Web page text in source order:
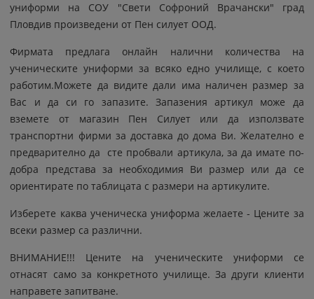
униформи на СОУ "Свети Софроний Врачански" град
Пловдив произведени от Пен силует ООД.
Фирмата предлага онлайн налични количества на
ученическите униформи за всяко едно училище, с което
работим.Можете да видите дали има наличен размер за
Вас и да си го запазите. Запазения артикул може да
вземете от магазин Пен Силует или да използвате
транспортни фирми за доставка до дома Ви. Желателно е
предварително да сте пробвали артикула, за да имате по-
добра представа за необходимия Ви размер или да се
ориентирате по таблицата с размери на артикулите.
Изберете каква ученическа униформа желаете - Цените за
всеки размер са различни.
ВНИМАНИЕ!!! Цените на ученическите униформи се
отнасят само за конкретното училище. За други клиенти
направете запитване.